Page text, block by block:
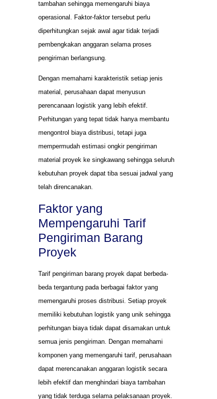
tambahan sehingga memengaruhi biaya
operasional. Faktor-faktor tersebut perlu
diperhitungkan sejak awal agar tidak terjadi
pembengkakan anggaran selama proses
pengiriman berlangsung.
Dengan memahami karakteristik setiap jenis
material, perusahaan dapat menyusun
perencanaan logistik yang lebih efektif.
Perhitungan yang tepat tidak hanya membantu
mengontrol biaya distribusi, tetapi juga
mempermudah estimasi ongkir pengiriman
material proyek ke singkawang sehingga seluruh
kebutuhan proyek dapat tiba sesuai jadwal yang
telah direncanakan.
Faktor yang
Mempengaruhi Tarif
Pengiriman Barang
Proyek
Tarif pengiriman barang proyek dapat berbeda-
beda tergantung pada berbagai faktor yang
memengaruhi proses distribusi. Setiap proyek
memiliki kebutuhan logistik yang unik sehingga
perhitungan biaya tidak dapat disamakan untuk
semua jenis pengiriman. Dengan memahami
komponen yang memengaruhi tarif, perusahaan
dapat merencanakan anggaran logistik secara
lebih efektif dan menghindari biaya tambahan
yang tidak terduga selama pelaksanaan proyek.